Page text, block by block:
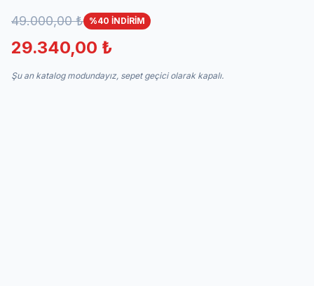
49.000,00 ₺ %40 İNDİRİM
29.340,00 ₺
Şu an katalog modundayız, sepet geçici olarak kapalı.